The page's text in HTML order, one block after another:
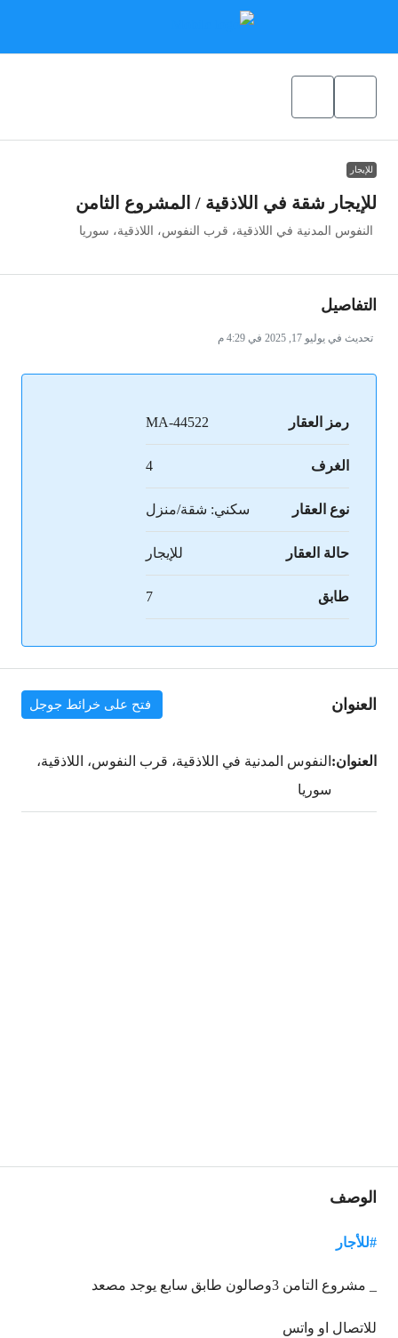
للإيجار
للإيجار شقة في اللاذقية / المشروع الثامن
النفوس المدنية في اللاذقية، قرب النفوس، اللاذقية، سوريا
التفاصيل
تحديث في يوليو 17, 2025 في 4:29 م
رمز العقار MA-44522
الغرف 4
نوع العقار سكني: شقة/منزل
حالة العقار للإيجار
طابق 7
العنوان فتح على خرائط جوجل
العنوان: النفوس المدنية في اللاذقية، قرب النفوس، اللاذقية،
سوريا
الوصف
#للأجار
_ مشروع التامن 3وصالون طابق سابع يوجد مصعد
للاتصال او واتس